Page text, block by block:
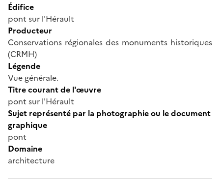
Édifice
pont sur l'Hérault
Producteur
Conservations régionales des monuments historiques
(CRMH)
Légende
Vue générale.
Titre courant de l'œuvre
pont sur l'Hérault
Sujet représenté par la photographie ou le document
graphique
pont
Domaine
architecture